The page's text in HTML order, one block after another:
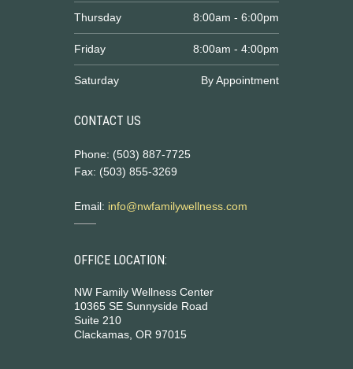
Thursday 8:00am - 6:00pm
Friday 8:00am - 4:00pm
Saturday By Appointment
CONTACT US
Phone: (503) 887-7725
Fax: (503) 855-3269
Email: info@nwfamilywellness.com
OFFICE LOCATION:
NW Family Wellness Center
10365 SE Sunnyside Road
Suite 210
Clackamas, OR 97015